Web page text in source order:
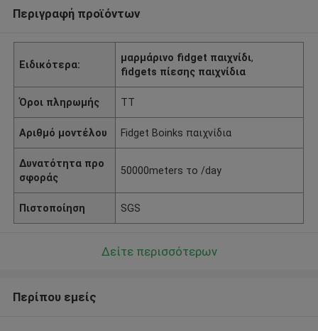
Περιγραφή προϊόντων
Ειδικότερα:
μαρμάρινο fidget παιχνίδι,
fidgets πίεσης παιχνίδια
Όροι πληρωμής TT
Αριθμό μοντέλου Fidget Boinks παιχνίδια
Δυνατότητα προ
σφοράς
50000meters το /day
Πιστοποίηση SGS
Δείτε περισσότερων
Περίπου εμείς